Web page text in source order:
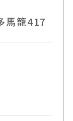
馬籠417